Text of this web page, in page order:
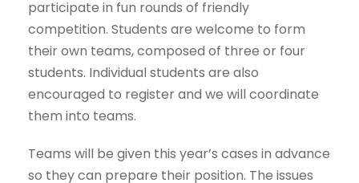
participate in fun rounds of friendly
competition. Students are welcome to form
their own teams, composed of three or four
students. Individual students are also
encouraged to register and we will coordinate
them into teams.
Teams will be given this year’s cases in advance
so they can prepare their position. The issues